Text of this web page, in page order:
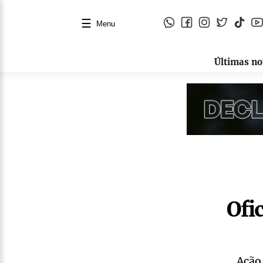
☰ Menu
Últimas